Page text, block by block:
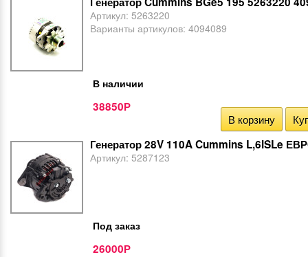
Артикул: 5263220
Варианты артикулов: 4094089
В наличии
38850Р
В корзину
Генератор 28V 110A Cummins L,6ISLe
Артикул: 5287123
Под заказ
26000Р